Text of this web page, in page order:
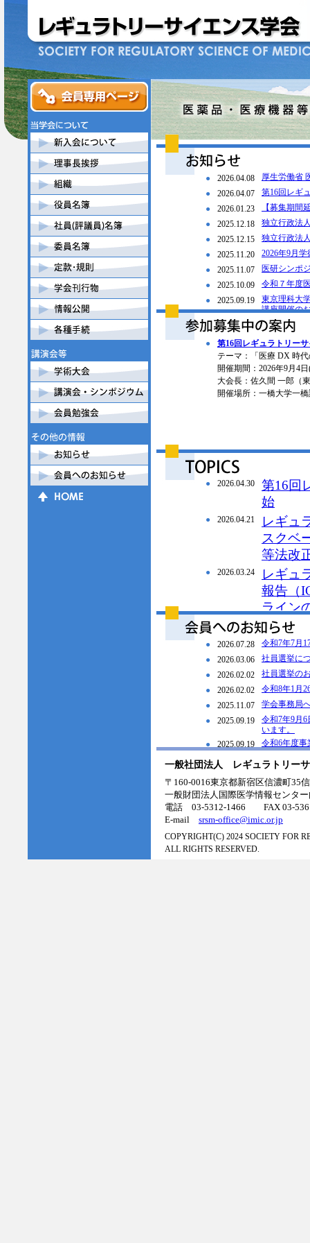
一般社団法人 レギュラトリー
〒160-0016東京都新宿区信濃町35
一般財団法人国際医学情報センタ
電話 03-5312-1466 FAX 03-
E-mail srsm-office@imic.or.jp
COPYRIGHT(C) 2024 SOCIETY FOR
ALL RIGHTS RESERVED.